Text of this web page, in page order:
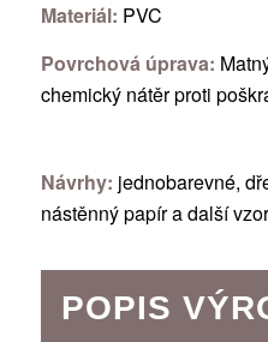
Materiál: PVC
Povrchová úprava:
chemický nátěr proti
Návrhy: jednobarevné,
nástěnný papír a další
POPIS